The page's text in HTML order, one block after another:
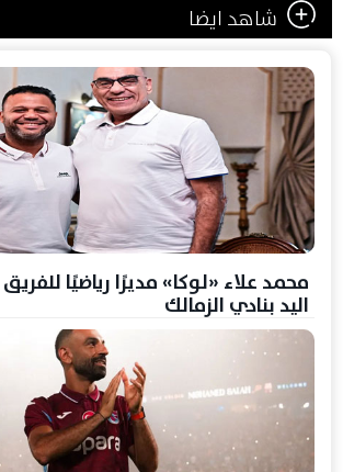
شاهد ايضا
محمد علاء «لوكا» مديرًا رياضيًا للفريق
اليد بنادي الزمالك